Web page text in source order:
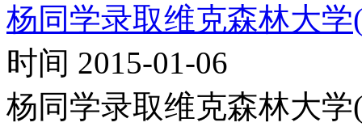
杨同学录取维克森林大学
时间 2015-01-06
杨同学录取维克森林大学